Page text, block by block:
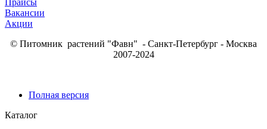
Вакансии
Акции
© Питомник растений "Фавн" - Санкт-Петербург - Москва
2007-2024
Полная версия
Каталог